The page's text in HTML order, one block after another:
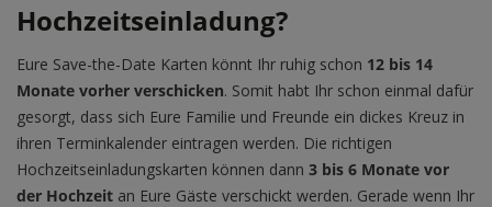
Hochzeitseinladung?
Eure Save-the-Date Karten könnt Ihr ruhig schon 12 bis 14
Monate vorher verschicken. Somit habt Ihr schon einmal dafür
gesorgt, dass sich Eure Familie und Freunde ein dickes Kreuz in
ihren Terminkalender eintragen werden. Die richtigen
Hochzeitseinladungskarten können dann 3 bis 6 Monate vor
der Hochzeit an Eure Gäste verschickt werden. Gerade wenn Ihr